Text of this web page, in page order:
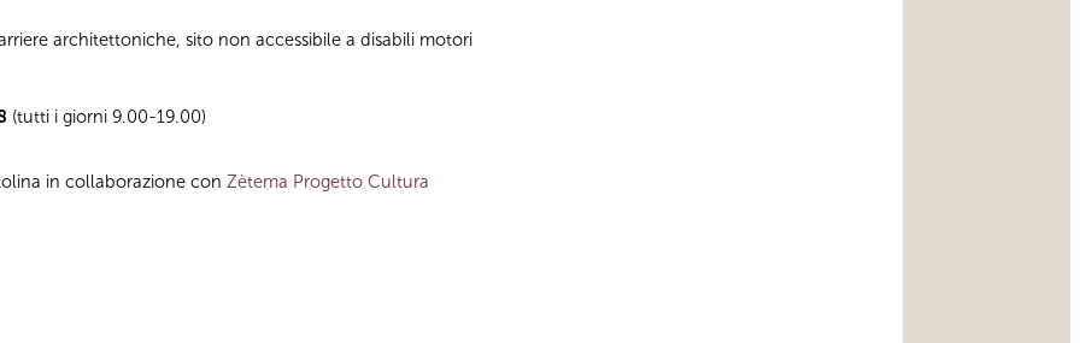
architettoniche, sito non accessibile a disabili motori
(tutti i giorni 9.00-19.00)
in collaborazione con Zètema Progetto Cultura